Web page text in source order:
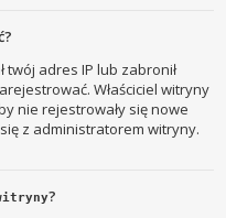
twój adres IP lub zabronił
Właściciel witryny
nie rejestrowały się nowe
z administratorem witryny.
?